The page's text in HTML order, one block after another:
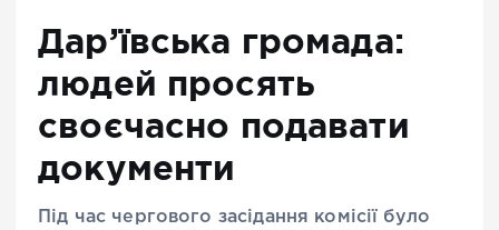
Дар’ївська громада:
людей просять
своєчасно подавати
документи
Під час чергового засідання комісії було